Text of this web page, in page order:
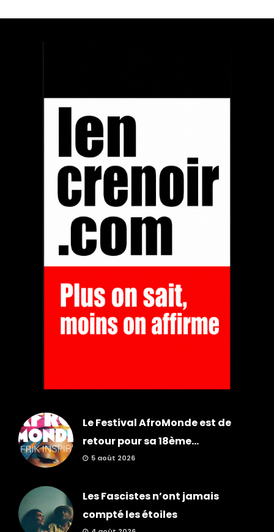
Le Festival AfroMonde est de
retour pour sa 18ème...
5 août 2026
Les Fascistes n’ont jamais
compté les étoiles